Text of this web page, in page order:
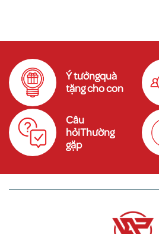
Ý tưởngquà
tặng cho con
Câu
hỏiThường
gặp